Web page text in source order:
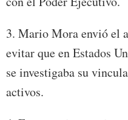
3. Mario Mora envió el
evitar que en Estados
se investigaba su
activos.